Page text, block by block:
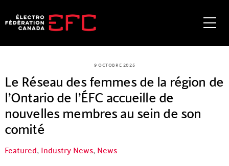
to
9 OCTOBRE 2025
Le Réseau des femmes de la région de
l’Ontario de l’ÉFC accueille de
nouvelles membres au sein de son
comité
Featured, Industry News, News